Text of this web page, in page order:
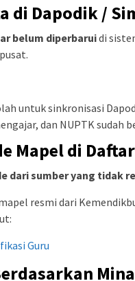
di Dapodik /
belum diperbaruidi
untuk sinkronisasi
dan NUPTK sudah
Mapel di
dari sumber yang tidak
resmi dari
Guru